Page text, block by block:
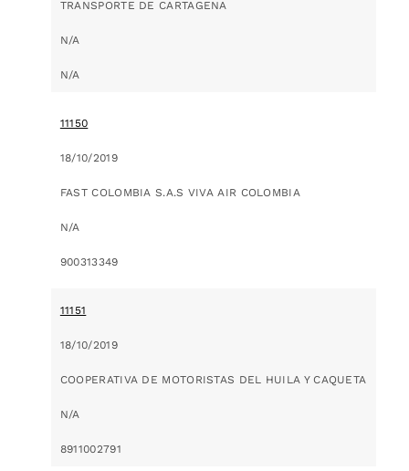
TRANSPORTE DE CARTAGENA
N/A
N/A
11150
18/10/2019
FAST COLOMBIA S.A.S VIVA AIR COLOMBIA
N/A
900313349
11151
18/10/2019
COOPERATIVA DE MOTORISTAS DEL HUILA Y CAQUETA
N/A
8911002791